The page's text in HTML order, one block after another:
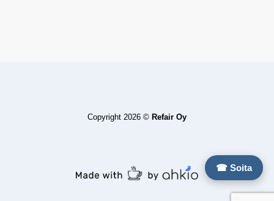
☎ Soita
Copyright 2026 © Refair Oy